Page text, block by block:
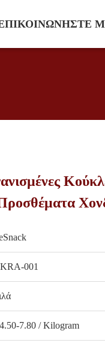
001
7.80 / Kilogram